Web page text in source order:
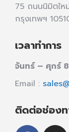
75 ถนนนิมิตให
กรุงเทพฯ
เวลาทำการ
จันทร์ – ศุกร์
Email :
ติดต่อช่อง